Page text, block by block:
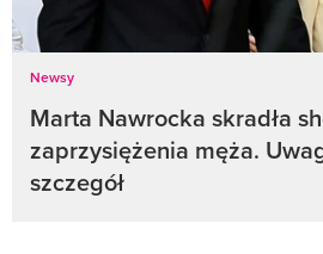
Newsy
Marta Nawrocka skradła
zaprzysiężenia męża.
szczegół